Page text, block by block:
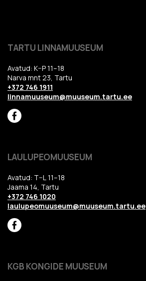
TARTU LINNAMUUSEUM
Avatud: K–P 11–18
Narva mnt 23, Tartu
+372 746 1911
linnamuuseum@muuseum.tartu.ee
LAULUPEOMUUSEUM
Avatud: T–L 11–18
Jaama 14, Tartu
+372 746 1020
laulupeomuuseum@muuseum.tartu.ee
KGB KONGIDE MUUSEUM